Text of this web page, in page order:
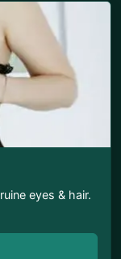
eyes & hair.